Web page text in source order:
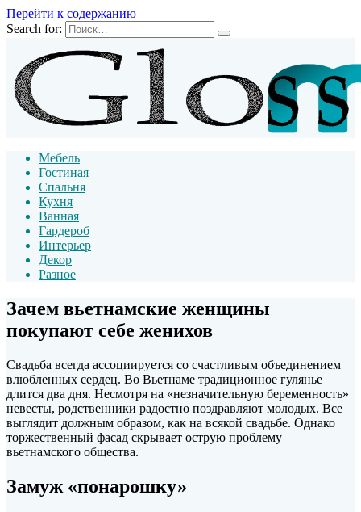
Перейти к содержанию
Search for:
Мебель
Гостиная
Спальня
Кухня
Ванная
Гардероб
Интерьер
Декор
Разное
Зачем вьетнамские женщины
покупают себе женихов
Свадьба всегда ассоциируется со счастливым объединением
влюбленных сердец. Во Вьетнаме традиционное гулянье
длится два дня. Несмотря на «незначительную беременность»
невесты, родственники радостно поздравляют молодых. Все
выглядит должным образом, как на всякой свадьбе. Однако
торжественный фасад скрывает острую проблему
вьетнамского общества.
Замуж «понарошку»